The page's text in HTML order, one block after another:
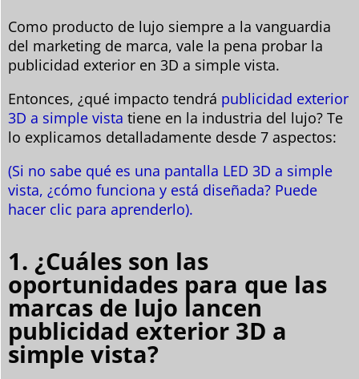
Como producto de lujo siempre a la vanguardia
del marketing de marca, vale la pena probar la
publicidad exterior en 3D a simple vista.
Entonces, ¿qué impacto tendrá publicidad exterior
3D a simple vista tiene en la industria del lujo? Te
lo explicamos detalladamente desde 7 aspectos:
(Si no sabe qué es una pantalla LED 3D a simple
vista, ¿cómo funciona y está diseñada? Puede
hacer clic para aprenderlo).
1. ¿Cuáles son las
oportunidades para que las
marcas de lujo lancen
publicidad exterior 3D a
simple vista?